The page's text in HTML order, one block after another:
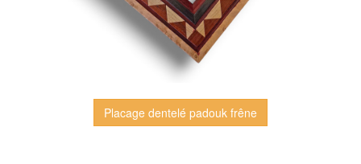
Placage dentelé padouk frêne